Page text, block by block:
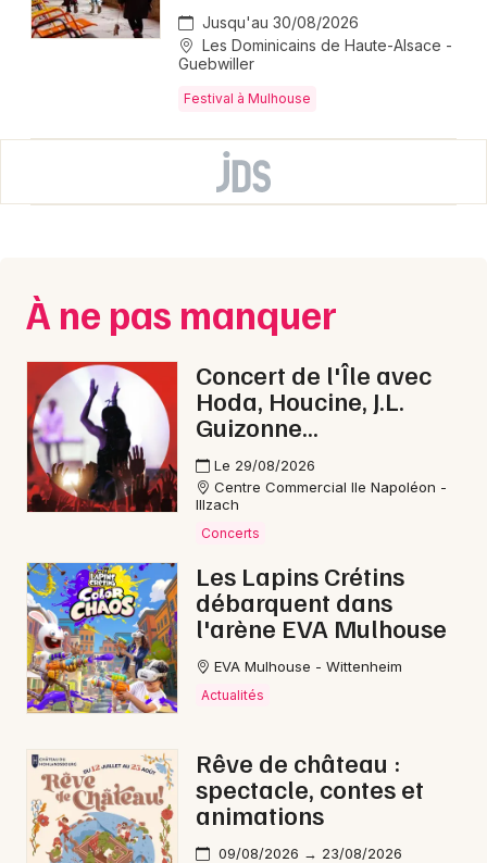
Jusqu'au 30/08/2026
Les Dominicains de Haute-Alsace -
Guebwiller
Festival à Mulhouse
À ne pas manquer
Concert de l'Île avec
Hoda, Houcine, J.L.
Guizonne...
Le 29/08/2026
Centre Commercial Ile Napoléon -
Illzach
Concerts
Les Lapins Crétins
débarquent dans
l'arène EVA Mulhouse
EVA Mulhouse - Wittenheim
Actualités
Rêve de château :
spectacle, contes et
animations
09/08/2026 → 23/08/2026